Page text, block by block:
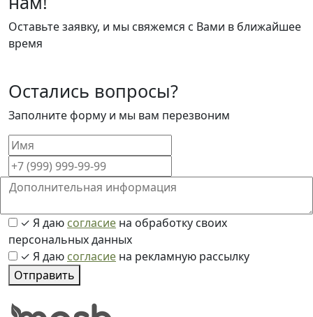
Оставьте заявку, и мы свяжемся с Вами в ближайшее
время
Остались вопросы?
Заполните форму и мы вам перезвоним
✓ Я даю согласие на обработку своих
персональных данных
✓ Я даю согласие на рекламную рассылку
Отправить